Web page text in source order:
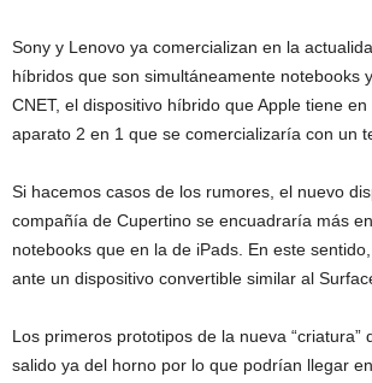
Sony y Lenovo ya comercializan en la
híbridos que son simultáneamente notebooks
CNET, el dispositivo híbrido que Apple tiene
aparato 2 en 1 que se comercializaría con un
Si hacemos casos de los rumores, el nuevo
compañía de Cupertino se encuadraría más
notebooks que en la de iPads. En este
ante un dispositivo convertible similar al
Los primeros prototipos de la nueva “criatura”
salido ya del horno por lo que podrían llegar